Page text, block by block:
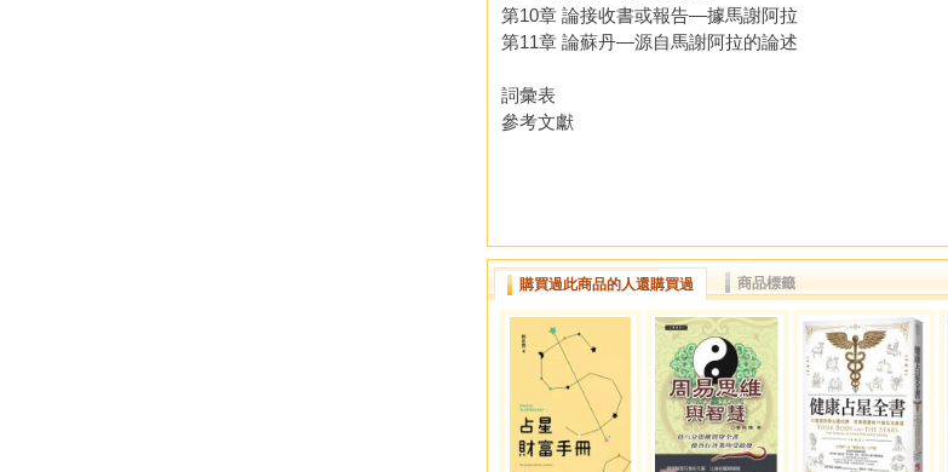
第10章 論接收書或報告―據馬謝阿拉
第11章 論蘇丹―源自馬謝阿拉的論述
詞彙表
參考文獻
購買過此商品的人還購買過 商品標籤